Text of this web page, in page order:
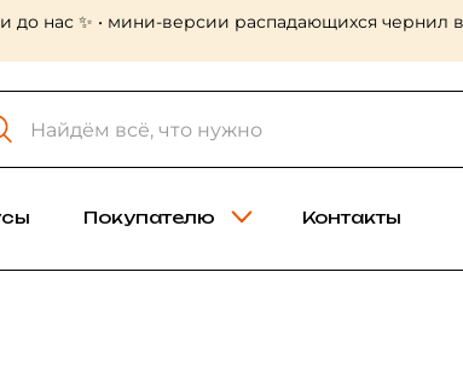
30 июл, 16:56
Покупателю Контакты